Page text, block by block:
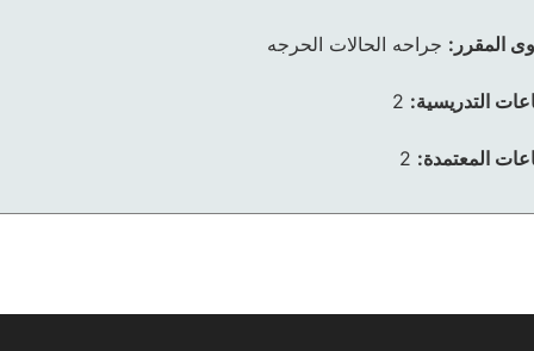
المقرر: جراحه الحالات الحرجه
التدريسية: 2
المعتمدة: 2